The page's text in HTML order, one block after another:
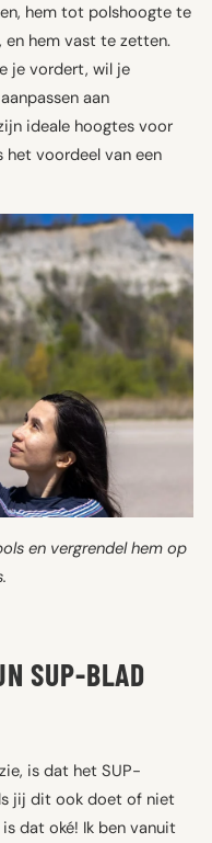
hem tot polshoogte te
en hem vast te zetten.
je vordert, wil je
aan
ideale hoogtes voor
het voordeel van een
en vergrendel hem op
SUP-BLAD
is dat het SUP-
jij dit ook doet of niet
dat oké! Ik ben vanuit